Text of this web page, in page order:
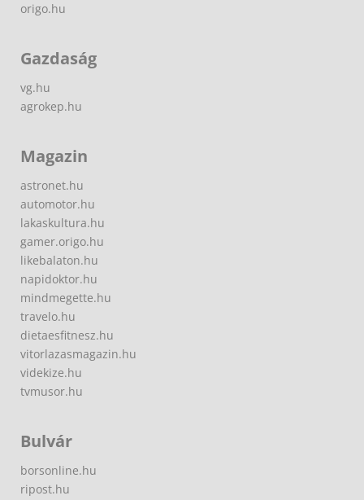
origo.hu
Gazdaság
vg.hu
agrokep.hu
Magazin
astronet.hu
automotor.hu
lakaskultura.hu
gamer.origo.hu
likebalaton.hu
napidoktor.hu
mindmegette.hu
travelo.hu
dietaesfitnesz.hu
vitorlazasmagazin.hu
videkize.hu
tvmusor.hu
Bulvár
borsonline.hu
ripost.hu